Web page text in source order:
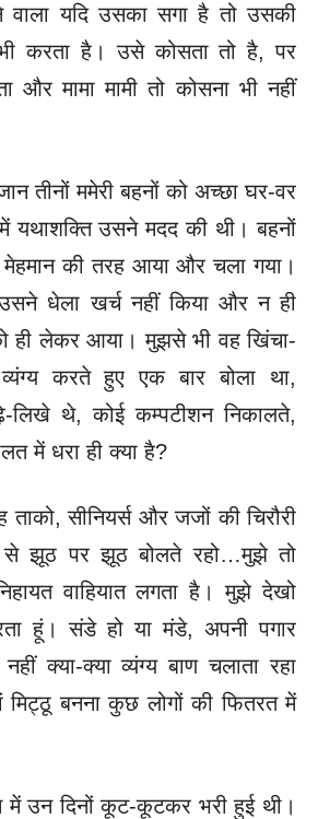
यदि उसका सगा है तो उसकी
करता है। उसे कोसता तो है, पर
और मामामामी तो कोसना भी नहीं
तीनों ममेरी बहनों को अच्छा घर-वर
में यथाशक्ति उसने मदद की थी। बहनों
मेहमान की तरह आया और चला गया।
धेला खर्च नहीं किया और न ही
ही लेकर आया। मुझसे भी वह खिंचा-
करते हुए एक बार बोला था,
लिखे थे, कोई कम्पटीशननिकालते,
में धरा ही क्या है?
सीनियर्स और जजों की चिरौरी
से झूठ पर झूठ बोलते रहो…मुझे तो
वाहियात लगता है। मुझे देखो
हूं। संडे हो या मंडे, अपनी पगार
क्या-क्या व्यंग्य बाण चलाता रहा
मिट्ठू बनना कुछ लोगों की फितरत में
में उन दिनों कूट-कूटकर भरी हुई थी।